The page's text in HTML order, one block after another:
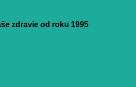
zdravie od roku 1995